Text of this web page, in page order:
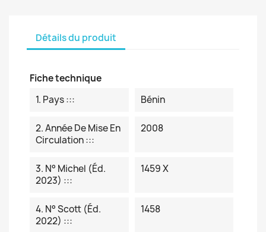
Détails du produit
Fiche technique
1. Pays :::
Bénin
2. Année De Mise En
Circulation :::
2008
3. N° Michel (éd.
2023) :::
1459 X
4. N° Scott (éd.
2022) :::
1458